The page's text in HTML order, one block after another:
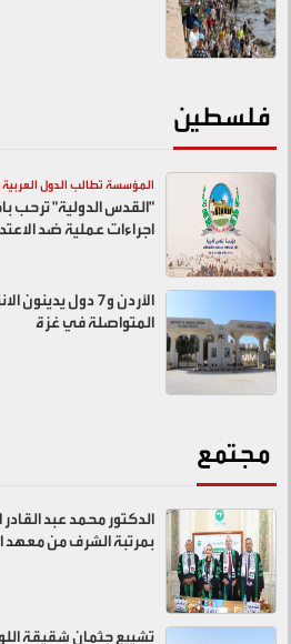
فلسطين
المؤسسة تطالب الدول العربية
"القدس الدولية" ترحب
اجراءات عملية ضد
الأردن و7 دول
المتواصلة في غزة
مجتمع
الدكتور محمد عبد
بمرتبة الشرف من معهد
تشييع جثمان شقيقة